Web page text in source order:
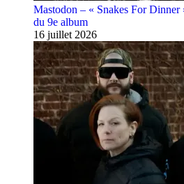
Mastodon – « Snakes For
du 9e album
16 juillet 2026